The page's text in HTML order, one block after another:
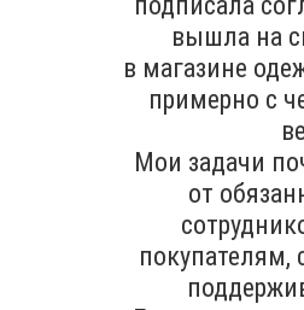
вышла на
в магазине
примерно с
Мои задачи
от
покупателям,